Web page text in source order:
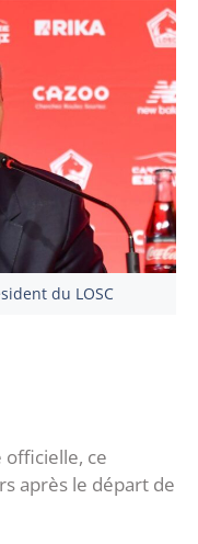
du LOSC
officielle, ce
après le départ de